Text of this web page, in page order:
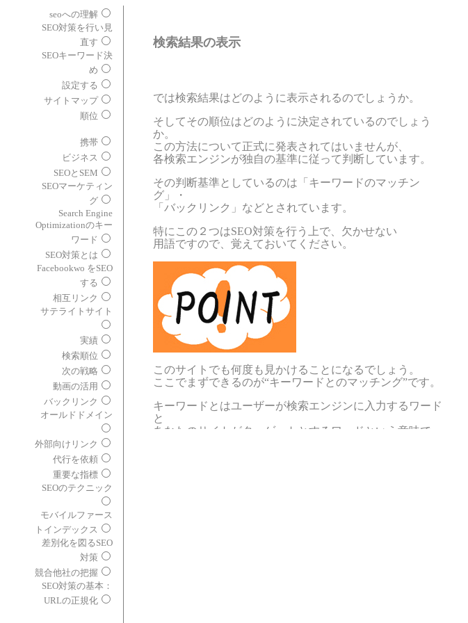
seoへの理解
SEO対策を行い見
直す
SEOキーワード決
め
設定する
サイトマップ
順位
携帯
ビジネス
SEOとSEM
SEOマーケティン
グ
Search Engine
Optimizationのキー
ワード
SEO対策とは
Facebookwo をSEO
する
相互リンク
サテライトサイト
実績
検索順位
次の戦略
動画の活用
バックリンク
オールドドメイン
外部向けリンク
代行を依頼
重要な指標
SEOのテクニック
モバイルファース
トインデックス
差別化を図るSEO
対策
競合他社の把握
SEO対策の基本：
URLの正規化
検索結果の表示
では検索結果はどのように表示されるのでしょうか。
そしてその順位はどのように決定されているのでしょう
か。
この方法について正式に発表されてはいませんが、
各検索エンジンが独自の基準に従って判断しています。
その判断基準としているのは「キーワードのマッチン
グ」・
「バックリンク」などとされています。
特にこの２つはSEO対策を行う上で、欠かせない
用語ですので、覚えておいてください。
このサイトでも何度も見かけることになるでしょう。
ここでまずできるのが“キーワードとのマッチング”です。
キーワードとはユーザーが検索エンジンに入力するワード
と
あなたのサイトがターゲットとするワードという意味で